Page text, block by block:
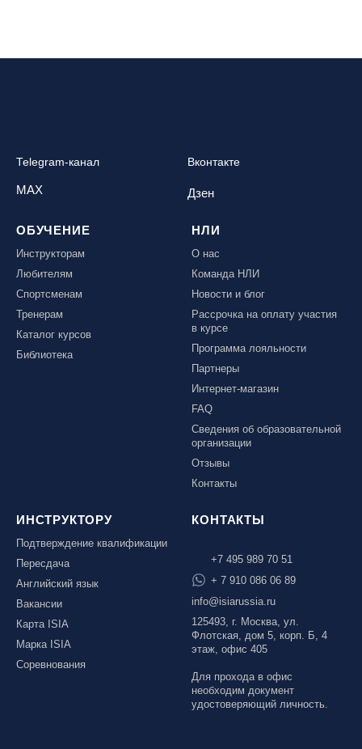
Telegram-канал Вконтакте
MAX Дзен
ОБУЧЕНИЕ
Инструкторам
Любителям
Спортсменам
Тренерам
Каталог курсов
Библиотека
НЛИ
О нас
Команда НЛИ
Новости и блог
Рассрочка на оплату участия
в курсе
Программа лояльности
Партнеры
Интернет-магазин
FAQ
Сведения об образовательной
организации
Отзывы
Контакты
ИНСТРУКТОРУ
Подтверждение квалификации
Пересдача
Английский язык
Вакансии
Карта ISIA
Марка ISIA
Соревнования
КОНТАКТЫ
+7 495 989 70 51
+ 7 910 086 06 89
info@isiarussia.ru
125493, г. Москва, ул.
Флотская, дом 5, корп. Б, 4
этаж, офис 405
Для прохода в офис
необходим документ
удостоверяющий личность.